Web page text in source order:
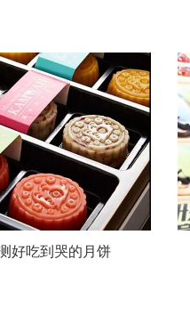
好吃到哭的月饼